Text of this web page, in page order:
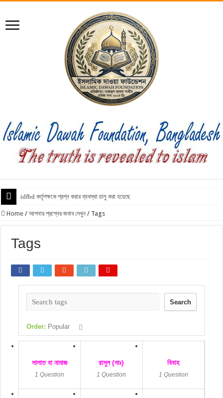
idfbd কর্তৃপক্ষকে প্রশ্ন করার ব্যবস্থা চালু করা হয়েছে
Home / আপনার প্রশ্নের জবাব দেখুন / Tags
Tags
Search
Order: Popular
সালাত বা নামাজ
1 Question
রাসুল (সাঃ)
1 Question
বিবাহ
1 Question